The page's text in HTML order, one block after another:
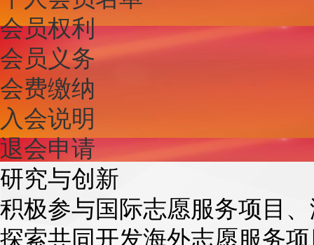
会员权利
会员义务
会费缴纳
入会说明
退会申请
研究与创新
积极参与国际志愿服务项目
探索共同开发海外志愿服务